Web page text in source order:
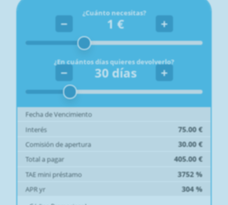
¿Cuánto necesitas?
− 1 € +
¿En cuántos días quieres devolverlo?
− 30días +
Fecha de Vencimiento
Interés
75.00 €
Comisión de apertura 30.00 €
Total a pagar 405.00 €
TAE mini préstamo 3752 %
APR yr 304 %